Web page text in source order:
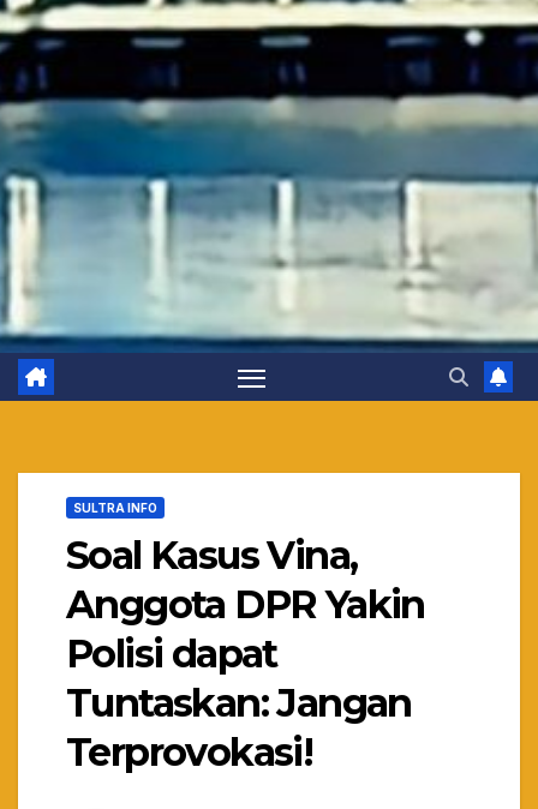
SULTRA INFO
Soal Kasus Vina,
Anggota DPR Yakin
Polisi dapat
Tuntaskan: Jangan
Terprovokasi!